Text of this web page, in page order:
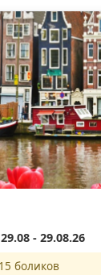
29.08 - 29.08.26
боликов